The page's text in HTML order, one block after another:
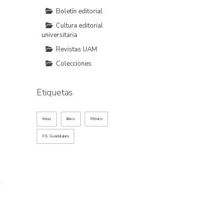
Boletín editorial
Cultura editorial
universitaria
Revistas UAM
Colecciones
Etiquetas
ferias libros México
FIL Guadalajara